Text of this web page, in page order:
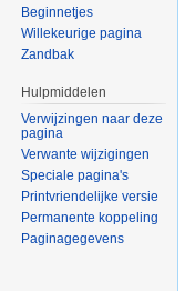
Beginnetjes
Willekeurige pagina
Zandbak
Hulpmiddelen
Verwijzingen naar deze
pagina
Verwante wijzigingen
Speciale pagina's
Printvriendelijke versie
Permanente koppeling
Paginagegevens